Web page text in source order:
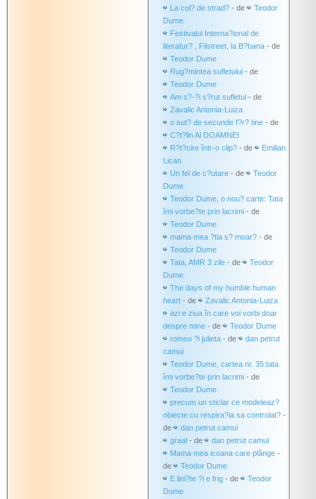
La col? de strad? - de
Teodor
Dume
Festivalul Interna?ional de
literatur? , Filstreet, la B?bana - de
Teodor Dume
Rug?mintea sufletului - de
Teodor Dume
Am s?-?i s?rut sufletul - de
Zavalic Antonia-Luiza
o sut? de secunde f?r? tine - de
C?t?lin Al DOAMNEI
R?t?cire într-o clip? - de
Emilian
Lican
Un fel de c?utare - de
Teodor
Dume
Teodor Dume, o nou? carte: Tata
îmi vorbe?te prin lacrimi - de
Teodor Dume
mama mea ?tia s? moar? - de
Teodor Dume
Tata, AMR 3 zile - de
Teodor
Dume
The days of my humble human
heart - de
Zavalic Antonia-Luiza
azi e ziua în care voi vorbi doar
despre mine - de
Teodor Dume
romeo ?i julieta - de
dan petrut
camui
Teodor Dume, cartea nr. 35:tata
îmi vorbe?te prin lacrimi - de
Teodor Dume
precum un sticlar ce modeleaz?
obiecte cu respira?ia sa controlat? -
de
dan petrut camui
graal - de
dan petrut camui
Mama mea icoana care plânge -
de
Teodor Dume
E lini?te ?i e frig - de
Teodor
Dume